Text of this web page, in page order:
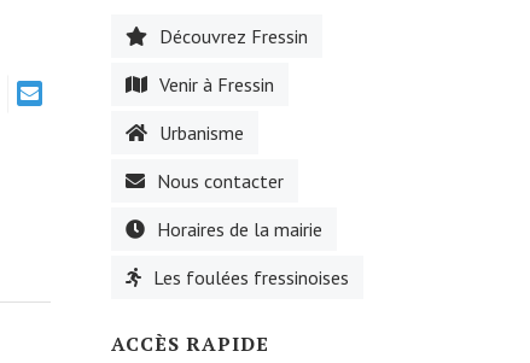
Découvrez Fressin
Venir à Fressin
Urbanisme
Nous contacter
Horaires de la mairie
Les foulées fressinoises
ACCÈS RAPIDE